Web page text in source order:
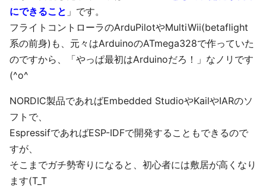
にできること 」です。
フライトコントローラのArduPilotやMultiWii(betaflight
系の前身)も、元々はArduinoのATmega328で作っていた
のですから、「やっぱ最初はArduinoだろ！」なノリです
(^o^
NORDIC製品であればEmbedded StudioやKailやIARのソ
フトで、
EspressifであればESP-IDFで開発することもできるので
すが、
そこまでガチ勢寄りになると、初心者には敷居が高くなり
ます(T_T